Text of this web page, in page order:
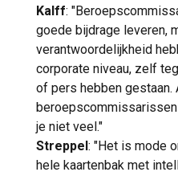
Kalff:
goede bijdrage leveren,
verantwoordelijkheid
corporate niveau, zelf
of pers hebben gestaan.
je niet veel."
Streppel: "Het is mode
hele kaartenbak met